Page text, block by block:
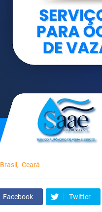
Brasil Ceará
Facebook Twitter